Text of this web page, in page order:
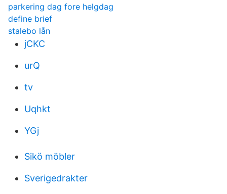
parkering dag fore helgdag
define brief
stalebo lån
jCKC
urQ
tv
Uqhkt
YGj
Sikö möbler
Sverigedrakter